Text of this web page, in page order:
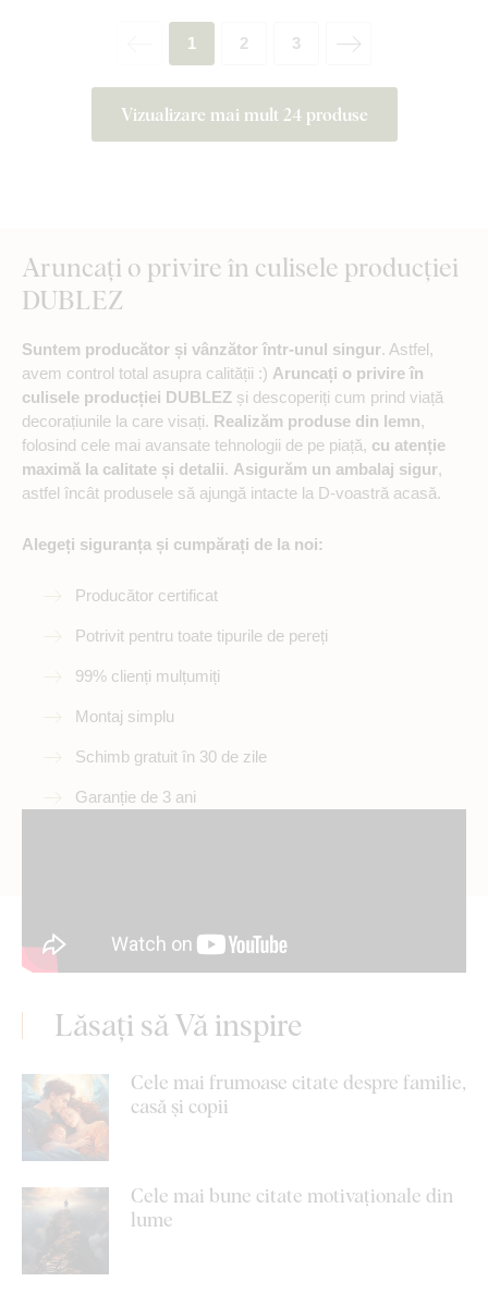
Vizualizare mai mult 24 produse
1 2 3
Aruncați o privire în culisele producției
DUBLEZ
Suntem producător și vânzător într-unul singur. Astfel,
avem control total asupra calității :) Aruncați o privire în
culisele producției DUBLEZ și descoperiți cum prind viață
decorațiunile la care visați. Realizăm produse din lemn,
folosind cele mai avansate tehnologii de pe piață, cu atenție
maximă la calitate și detalii. Asigurăm un ambalaj sigur,
astfel încât produsele să ajungă intacte la D-voastră acasă.
Alegeți siguranța și cumpărați de la noi:
Producător certificat
Potrivit pentru toate tipurile de pereți
99% clienți mulțumiți
Montaj simplu
Schimb gratuit în 30 de zile
Garanție de 3 ani
Lăsați să Vă inspire
Cele mai frumoase citate despre familie,
casă și copii
Cele mai bune citate motivaționale din
lume